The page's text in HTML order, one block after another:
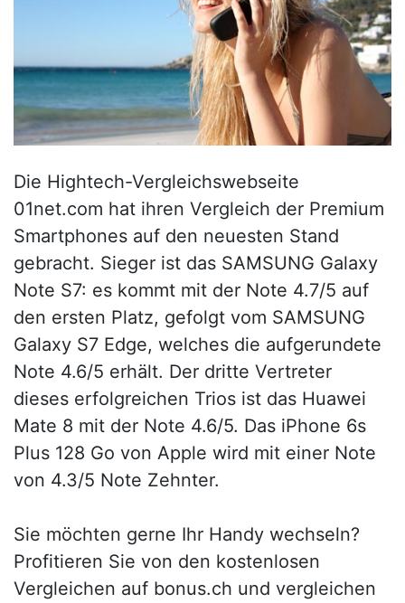
Die Hightech-Vergleichswebseite
01net.com hat ihren Vergleich der Premium
Smartphones auf den neuesten Stand
gebracht. Sieger ist das SAMSUNG Galaxy
Note S7: es kommt mit der Note 4.7/5 auf
den ersten Platz, gefolgt vom SAMSUNG
Galaxy S7 Edge, welches die aufgerundete
Note 4.6/5 erhält. Der dritte Vertreter
dieses erfolgreichen Trios ist das Huawei
Mate 8 mit der Note 4.6/5. Das iPhone 6s
Plus 128 Go von Apple wird mit einer Note
von 4.3/5 Note Zehnter.
Sie möchten gerne Ihr Handy wechseln?
Profitieren Sie von den kostenlosen
Vergleichen auf bonus.ch und vergleichen